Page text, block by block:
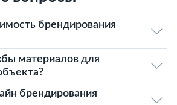
брендирования
материалов для
брендирования